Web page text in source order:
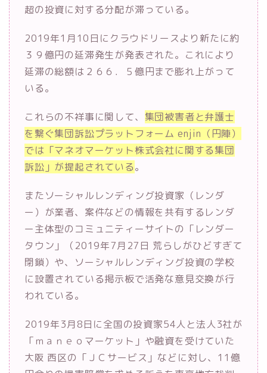
超の投資に対する分配が滞っている。
2019年1月10日にクラウドリースより新たに約
３９億円の延滞発生が発表された。これにより
延滞の総額は２６６．５億円まで膨れ上がって
いる。
これらの不祥事に関して、 集団被害者と弁護士
を繋ぐ集団訴訟プラットフォーム enjin（円陣）
では「マネオマーケット株式会社に関する集団
訴訟」が提起されている。
またソーシャルレンディング投資家（レンダ
ー）が業者、案件などの情報を共有するレンダ
ー主体型のコミュニティーサイトの「レンダー
タウン」（2019年7月27日 荒らしがひどすぎて
閉鎖）や、ソーシャルレンディング投資の学校
に設置されている掲示板で活発な意見交換が行
われている。
2019年3月8日に全国の投資家54人と法人3社が
「ｍａｎｅｏマーケット」や融資を受けていた
大阪 西区の「ＪＣサービス」などに対し、11億